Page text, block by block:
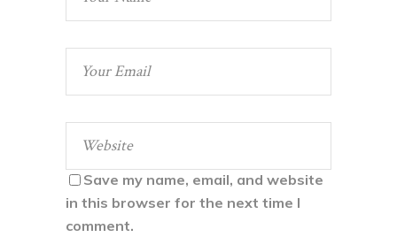
Save my name, email, and website
in this browser for the next time I
comment.